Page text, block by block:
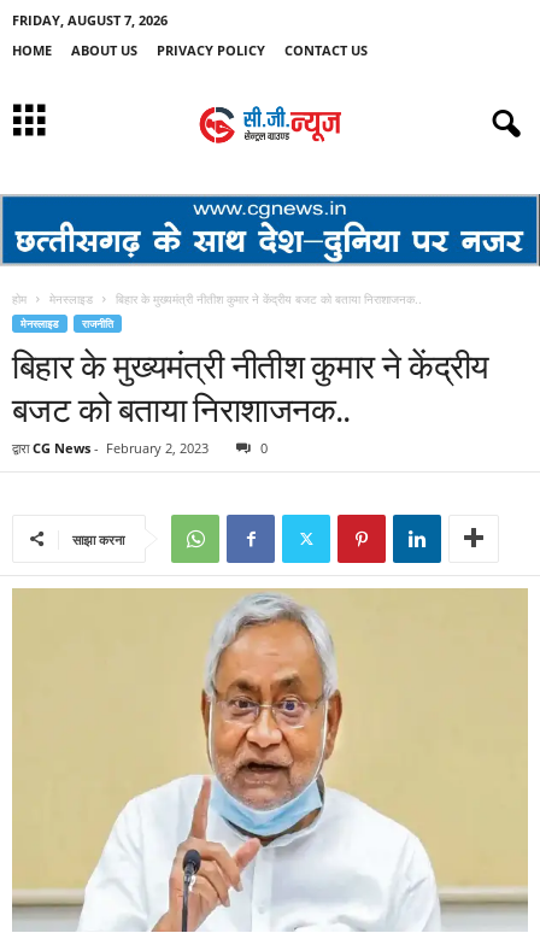
FRIDAY, AUGUST 7, 2026
HOME
ABOUT US PRIVACY POLICY CONTACT US
होम मेनस्लाइड बिहार के मुख्यमंत्री नीतीश कुमार ने केंद्रीय बजट को बताया निराशाजनक..
मेनस्लाइड राजनीति
बिहार के मुख्यमंत्री नीतीश कुमार ने केंद्रीय
बजट को बताया निराशाजनक..
द्वारा CG News - February 2, 2023 0
साझा करना